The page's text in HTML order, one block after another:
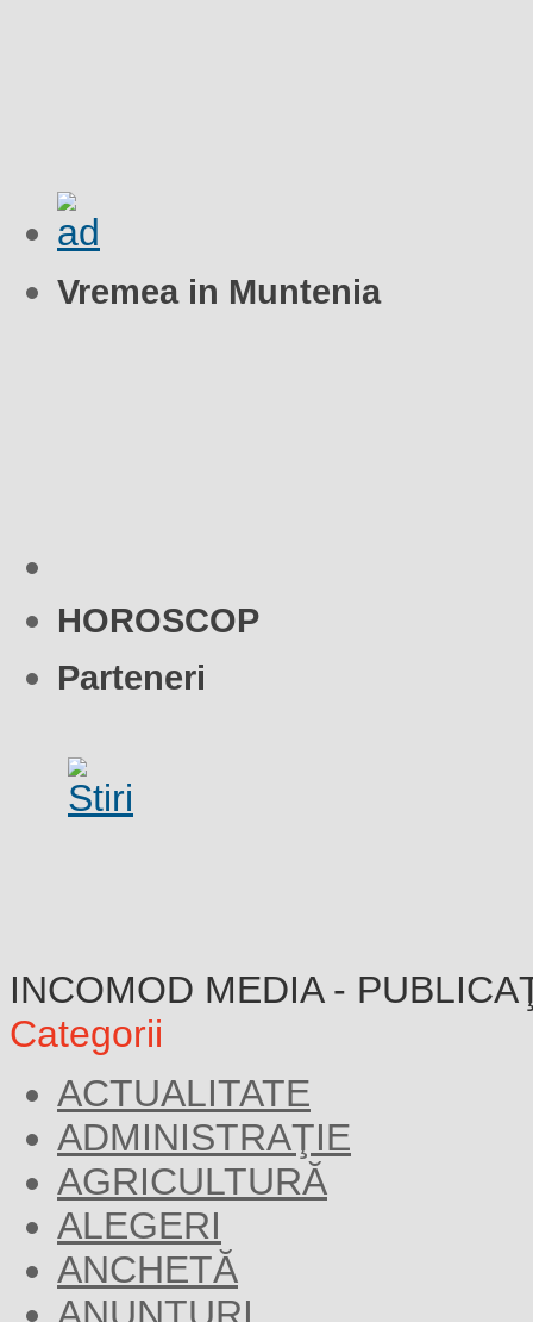
Vremea in Muntenia
HOROSCOP
Parteneri
INCOMOD MEDIA -
Categorii
ACTUALITATE
ADMINISTRAŢIE
AGRICULTURĂ
ALEGERI
ANCHETĂ